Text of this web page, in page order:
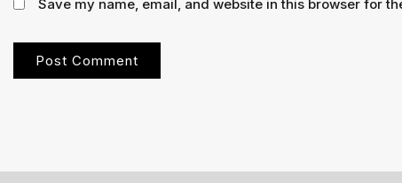
Save my name, email, and website in this browser for